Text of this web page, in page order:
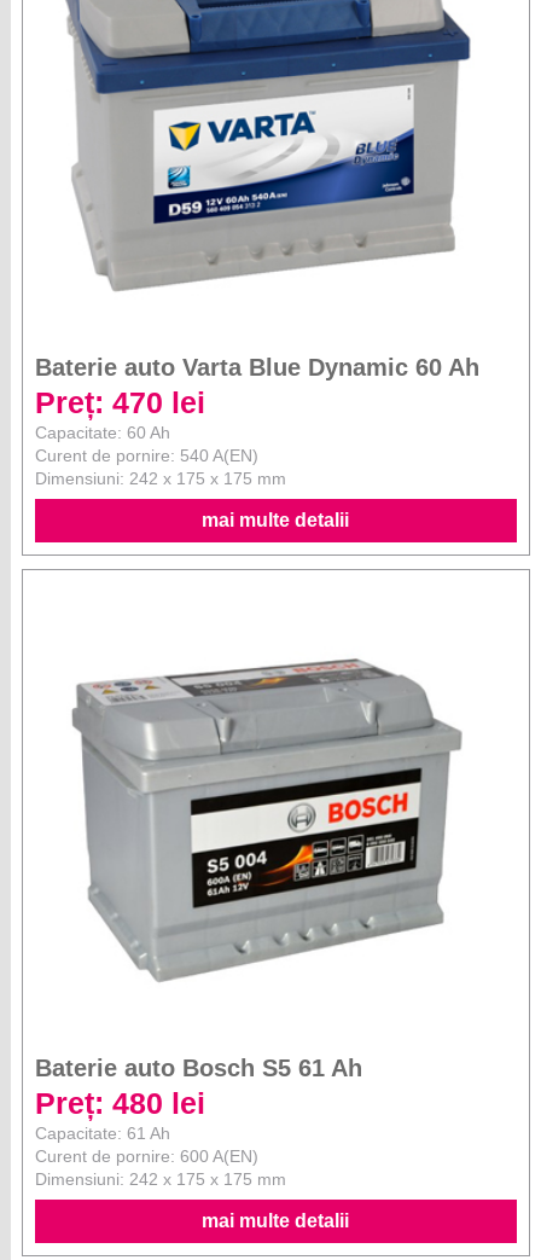
Baterie auto Varta Blue Dynamic 60 Ah
Preț: 470 lei
Capacitate: 60 Ah
Curent de pornire: 540 A(EN)
Dimensiuni: 242 x 175 x 175 mm
mai multe detalii
Baterie auto Bosch S5 61 Ah
Preț: 480 lei
Capacitate: 61 Ah
Curent de pornire: 600 A(EN)
Dimensiuni: 242 x 175 x 175 mm
mai multe detalii